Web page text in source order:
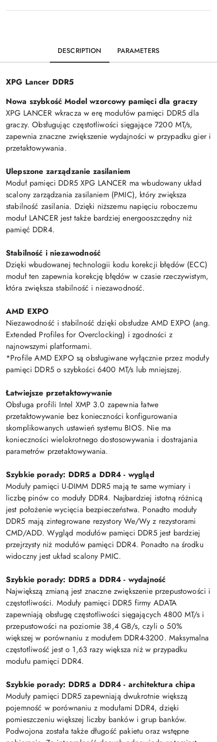
DESCRIPTION PARAMETERS
XPG Lancer DDR5
Nowa szybkość Model wzorcowy pamięci dla graczy
XPG LANCER wkracza w erę modułów pamięci DDR5 dla
graczy. Obsługując częstotliwości sięgające 7200 MT/s,
zapewnia znaczne zwiększenie wydajności w przypadku gier i
przetaktowywania.
Ulepszone zarządzanie zasilaniem
Moduł pamięci DDR5 XPG LANCER ma wbudowany układ
scalony zarządzania zasilaniem (PMIC), który zwiększa
stabilność zasilania. Dzięki niższemu napięciu roboczemu
moduł LANCER jest także bardziej energooszczędny niż
pamięć DDR4.
Stabilność i niezawodność
Dzięki wbudowanej technologii kodu korekcji błędów (ECC)
moduł ten zapewnia korekcję błędów w czasie rzeczywistym,
która zwiększa stabilność i niezawodność.
AMD EXPO
Niezawodność i stabilność dzięki obsłudze AMD EXPO (ang.
Extended Profiles for Overclocking) i zgodności z
najnowszymi platformami.
*Profile AMD EXPO są obsługiwane wyłącznie przez moduły
pamięci DDR5 o szybkości 6400 MT/s lub mniejszej.
Łatwiejsze przetaktowywanie
Obsługa profili Intel XMP 3.0 zapewnia łatwe
przetaktowywanie bez konieczności konfigurowania
skomplikowanych ustawień systemu BIOS. Nie ma
konieczności wielokrotnego dostosowywania i dostrajania
parametrów przetaktowywania.
Szybkie porady: DDR5 a DDR4 - wygląd
Moduły pamięci U-DIMM DDR5 mają te same wymiary i
liczbę pinów co moduły DDR4. Najbardziej istotną różnicą
jest położenie wycięcia bezpieczeństwa. Ponadto moduły
DDR5 mają zintegrowane rezystory We/Wy z rezystorami
CMD/ADD. Wygląd modułów pamięci DDR5 jest bardziej
przejrzysty niż modułów pamięci DDR4. Ponadto na środku
widoczny jest układ scalony PMIC.
Szybkie porady: DDR5 a DDR4 - wydajność
Największą zmianą jest znaczne zwiększenie przepustowości i
częstotliwości. Moduły pamięci DDR5 firmy ADATA
zapewniają obsługę częstotliwości sięgających 4800 MT/s i
przepustowości na poziomie 38,4 GB/s, czyli o 50%
większej w porównaniu z modułem DDR4-3200. Maksymalna
częstotliwość jest o 1,63 razy większa niż w przypadku
modułu pamięci DDR4.
Szybkie porady: DDR5 a DDR4 - architektura chipa
Moduły pamięci DDR5 zapewniają dwukrotnie większą
pojemność w porównaniu z modułami DDR4, dzięki
pomieszczeniu większej liczby banków i grup banków.
Podwojona została także długość pakietu oraz wstępne